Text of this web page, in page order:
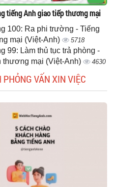
tiếng Anh giao tiếp thương mại
100: Ra phi trường - Tiếng
mại (Việt-Anh)
5718
99: Làm thủ tục trả phòng -
thương mại (Việt-Anh)
4630
VẤN XIN VIỆC